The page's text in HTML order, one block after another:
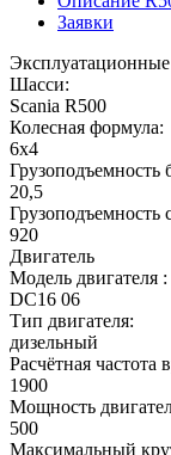
Заявки
Эксплуатационные
Шасси:
Scania R500
Колесная формула:
6х4
Грузоподъемность
20,5
Грузоподъемность
920
Двигатель
Модель двигателя :
DC16 06
Тип двигателя:
дизельный
Расчётная
1900
Мощность
500
Максимальный